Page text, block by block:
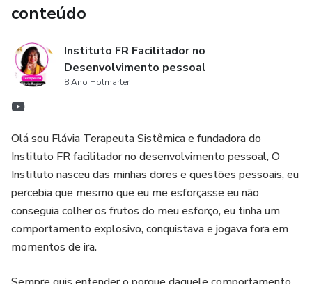
conteúdo
Instituto FR Facilitador no
Desenvolvimento pessoal
8 Ano Hotmarter
Olá sou Flávia Terapeuta Sistêmica e fundadora do
Instituto FR facilitador no desenvolvimento pessoal, O
Instituto nasceu das minhas dores e questões pessoais, eu
percebia que mesmo que eu me esforçasse eu não
conseguia colher os frutos do meu esforço, eu tinha um
comportamento explosivo, conquistava e jogava fora em
momentos de ira.